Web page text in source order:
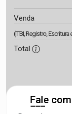
Venda
(ITBI, Registro,
Total
Fale